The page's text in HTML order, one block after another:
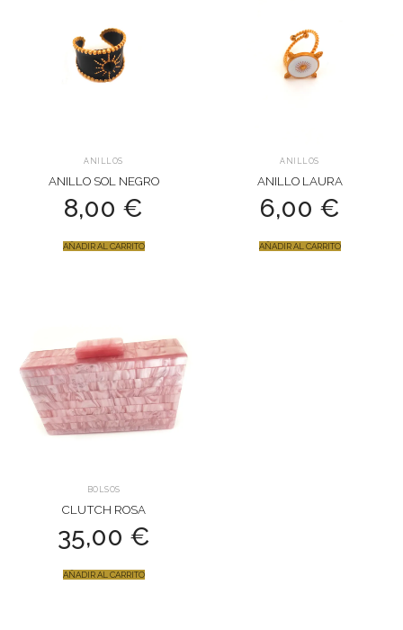
ANILLOS
ANILLO SOL NEGRO
8,00 €
AÑADIR AL CARRITO
ANILLOS
ANILLO LAURA
6,00 €
AÑADIR AL CARRITO
BOLSOS
CLUTCH ROSA
35,00 €
AÑADIR AL CARRITO